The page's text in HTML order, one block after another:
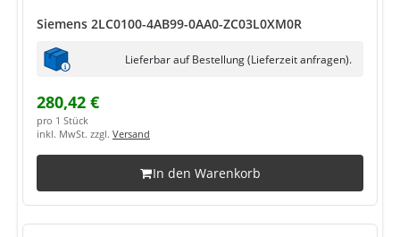
Siemens 2LC0100-4AB99-0AA0-ZC03L0XM0R
Lieferbar auf Bestellung (Lieferzeit anfragen).
280,42 €
pro 1 Stück
inkl. MwSt. zzgl. Versand
In den Warenkorb